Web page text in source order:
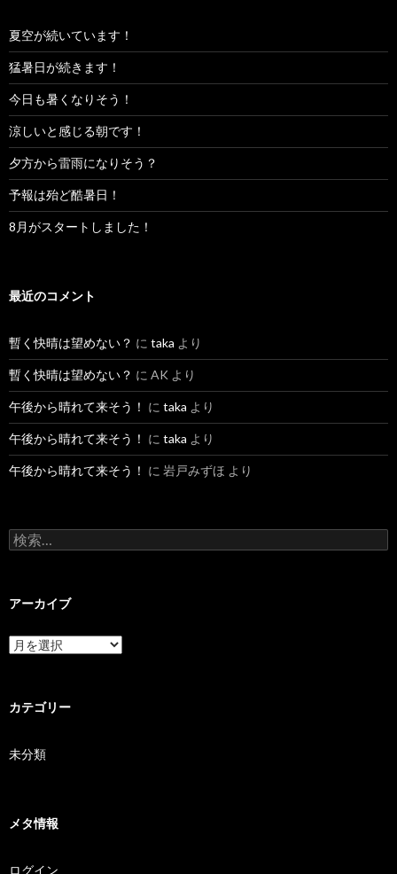
夏空が続いています！
猛暑日が続きます！
今日も暑くなりそう！
涼しいと感じる朝です！
夕方から雷雨になりそう？
予報は殆ど酷暑日！
8月がスタートしました！
最近のコメント
暫く快晴は望めない？ に taka より
暫く快晴は望めない？ に AK より
午後から晴れて来そう！ に taka より
午後から晴れて来そう！ に taka より
午後から晴れて来そう！ に 岩戸みずほ より
検索:
アーカイブ
アーカイブ
カテゴリー
未分類
メタ情報
ログイン